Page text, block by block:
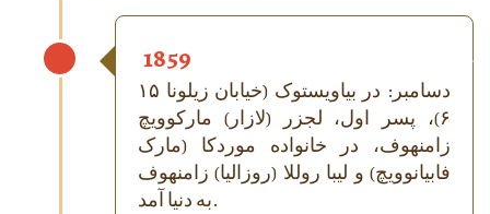
1859
۱۵ دسامبر: در بیاویستوک (خیابان زیلونا
۶)، پسر اول، لجزر (لازار) مارکوویچ
زامنهوف، در خانواده موردکا (مارک
فابیانوویچ) و لیبا روللا (روزالیا) زامنهوف
به دنیا آمد.